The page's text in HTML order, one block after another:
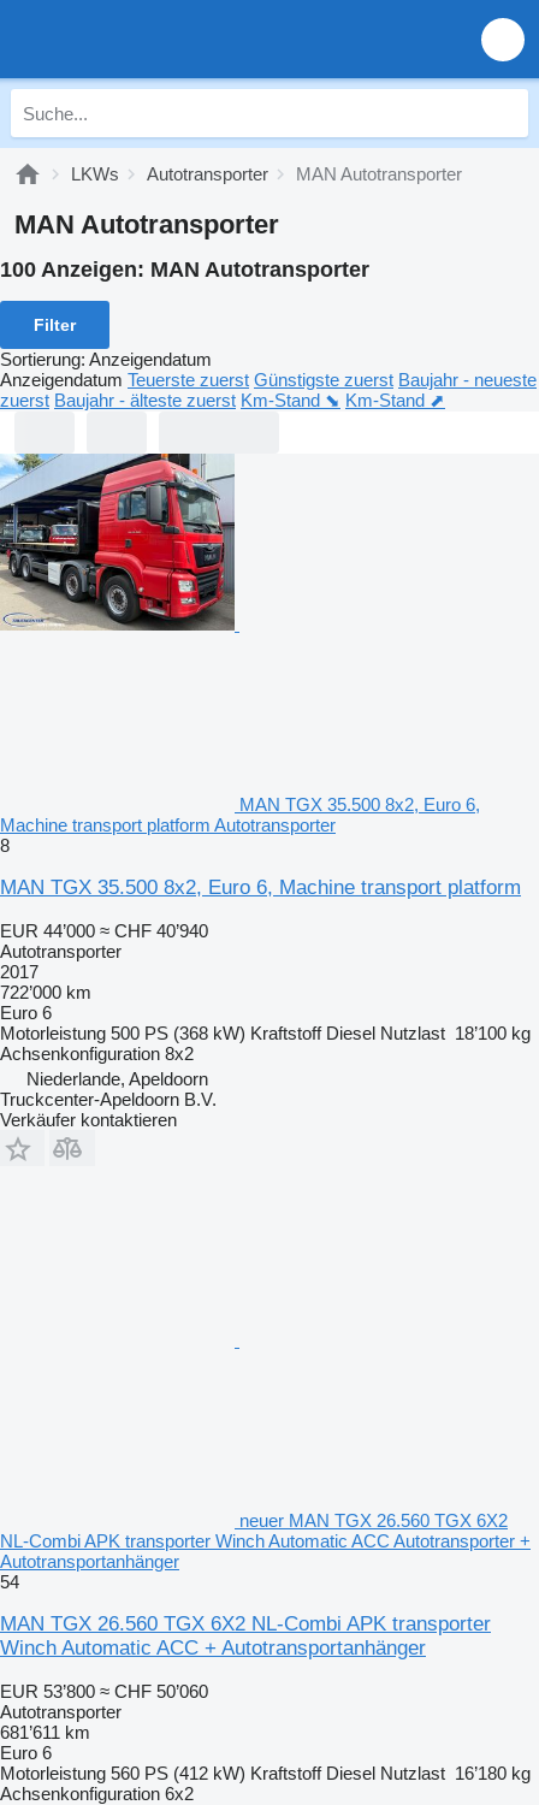
LKWs Autotransporter MAN Autotransporter
MAN Autotransporter
100 Anzeigen: MAN Autotransporter
Filter
Sortierung: Anzeigendatum
Anzeigendatum Teuerste zuerst Günstigste zuerst Baujahr - neueste
zuerst Baujahr - älteste zuerst Km-Stand ⬊ Km-Stand ⬈
MAN TGX 35.500 8x2, Euro 6,
Machine transport platform Autotransporter
8
MAN TGX 35.500 8x2, Euro 6, Machine transport platform
EUR 44’000 ≈ CHF 40’940
Autotransporter
2017
722’000 km
Euro 6
Motorleistung 500 PS (368 kW) Kraftstoff Diesel Nutzlast 18’100 kg
Achsenkonfiguration 8x2
Niederlande, Apeldoorn
Truckcenter-Apeldoorn B.V.
Verkäufer kontaktieren
neuer MAN TGX 26.560 TGX 6X2
NL-Combi APK transporter Winch Automatic ACC Autotransporter +
Autotransportanhänger
54
MAN TGX 26.560 TGX 6X2 NL-Combi APK transporter
Winch Automatic ACC + Autotransportanhänger
EUR 53’800 ≈ CHF 50’060
Autotransporter
681’611 km
Euro 6
Motorleistung 560 PS (412 kW) Kraftstoff Diesel Nutzlast 16’180 kg
Achsenkonfiguration 6x2